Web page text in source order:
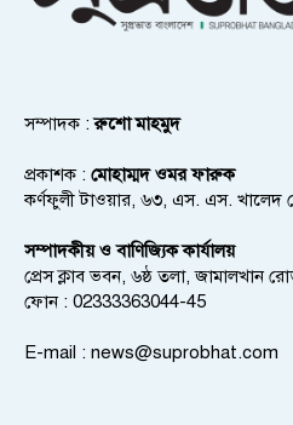
সম্পাদক :রুশো মাহমুদ
প্রকাশক : মোহাম্মদ ওমর ফারুক
কর্ণফুলী টাওয়ার, ৬৩, এস. এস. খালেদ
সম্পাদকীয় ও বাণিজ্যিক কার্যালয়
প্রেস ক্লাব ভবন, ৬ষ্ঠ তলা, জামালখান
ফোন : 02333363044-45
E-mail : news@suprobhat.com